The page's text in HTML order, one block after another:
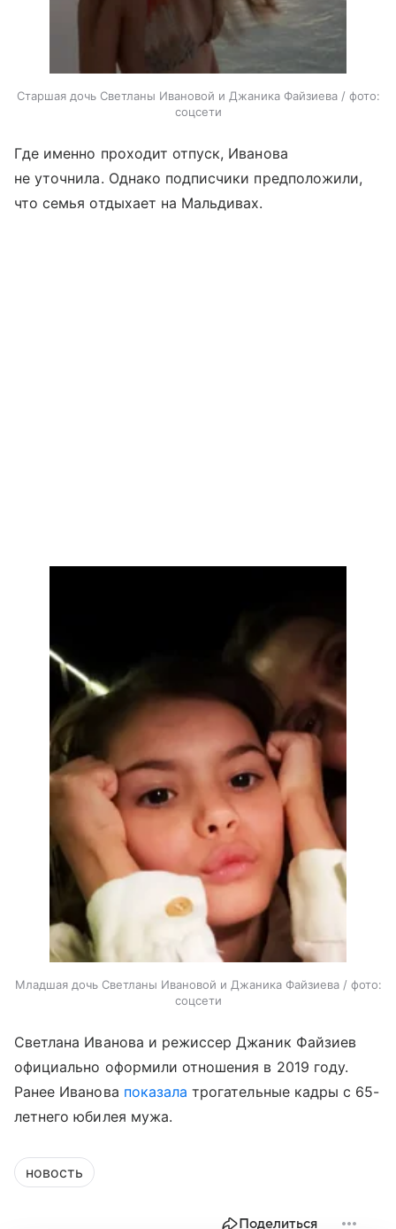
Старшая дочь Светланы Ивановой и Джаника Файзиева / фото:
соцсети
Где именно проходит отпуск, Иванова
не уточнила. Однако подписчики предположили,
что семья отдыхает на Мальдивах.
Младшая дочь Светланы Ивановой и Джаника Файзиева / фото:
соцсети
Светлана Иванова и режиссер Джаник Файзиев
официально оформили отношения в 2019 году.
Ранее Иванова показала трогательные кадры с 65-
летнего юбилея мужа.
новость
Поделиться